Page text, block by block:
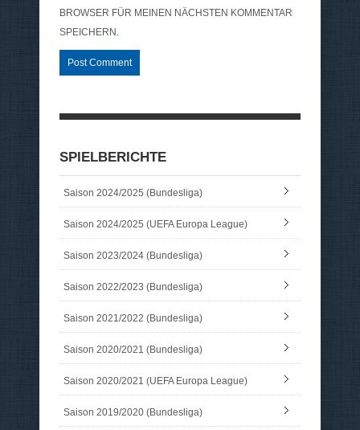
BROWSER FÜR MEINEN NÄCHSTEN KOMMENTAR
SPEICHERN.
SPIELBERICHTE
Saison 2024/2025 (Bundesliga)
Saison 2024/2025 (UEFA Europa League)
Saison 2023/2024 (Bundesliga)
Saison 2022/2023 (Bundesliga)
Saison 2021/2022 (Bundesliga)
Saison 2020/2021 (Bundesliga)
Saison 2020/2021 (UEFA Europa League)
Saison 2019/2020 (Bundesliga)